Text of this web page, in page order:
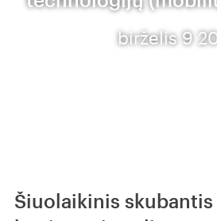
birželis 9
Šiuolaikinis skubantis